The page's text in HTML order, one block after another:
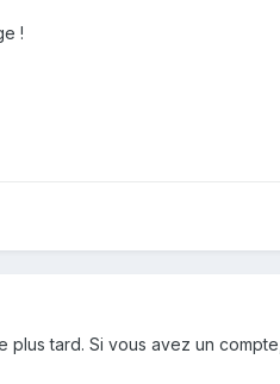
!
tard. Si vous avez un compte,